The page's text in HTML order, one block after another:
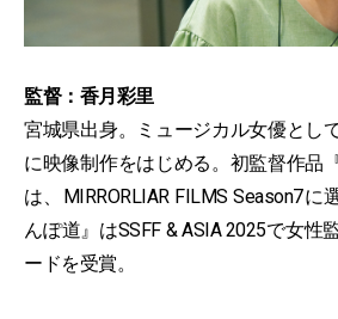
監督：香月彩里
宮城県出身。ミュージカル女優とし
に映像制作をはじめる。初監督作品
は、MIRRORLIAR FILMS Season7
んぽ道』はSSFF & ASIA 2025で女性
ードを受賞。